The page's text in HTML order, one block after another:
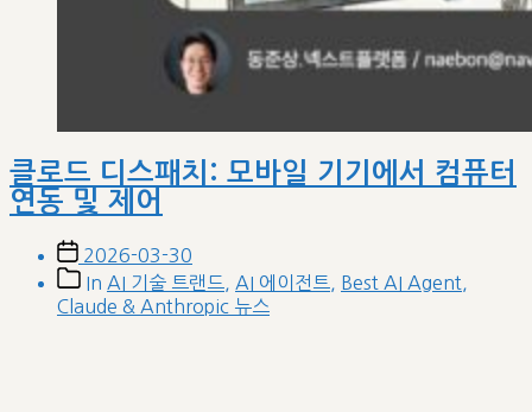
클로드 디스패치: 모바일 기기에서 컴퓨터
연동 및 제어
Post
date
2026-03-30
Post
categories
In AI 기술 트랜드, AI 에이전트, Best AI Agent,
Claude & Anthropic 뉴스